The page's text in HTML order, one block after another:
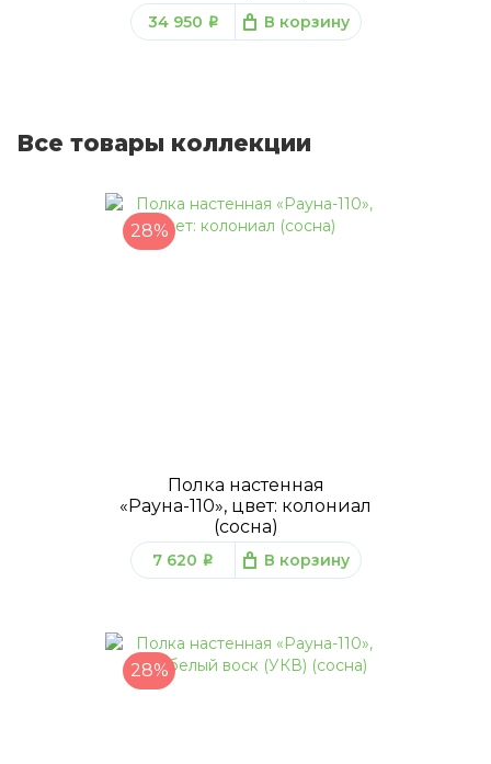
34 950 q В корзину
Все товары коллекции
28%
Полка настенная
«Рауна-110», цвет: колониал
(сосна)
7 620 q В корзину
28%